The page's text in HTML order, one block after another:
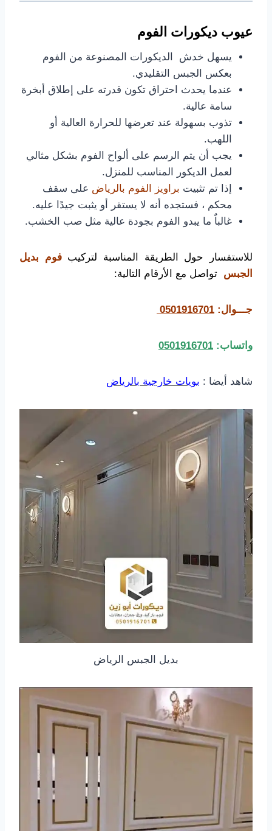
عيوب ديكورات الفوم
يسهل خدش الديكورات المصنوعة من الفوم
بعكس الجبس التقليدي.
عندما يحدث احتراق تكون قدرته على إطلاق أبخرة
سامة عالية.
تذوب بسهولة عند تعرضها للحرارة العالية أو
اللهب.
يجب أن يتم الرسم على ألواح الفوم بشكل مثالي
لعمل الديكور المناسب للمنزل.
إذا تم تثبيت براويز الفوم بالرياض على سقف
محكم ، فستجده أنه لا يستقر أو يثبت جيدًا عليه.
غالباٌ ما يبدو الفوم بجودة عالية مثل صب الخشب.
للاستفسار حول الطريقة المناسبة لتركيبفوم بديل
الجبس تواصل مع الأرقام التالية:
جـــوال: 0501916701
واتساب: 0501916701
شاهد أيضا : بويات خارجية بالرياض
بديل الجبس الرياض